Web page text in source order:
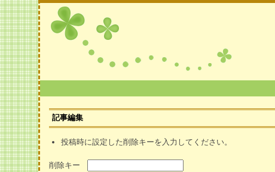
記事編集
投稿時に設定した削除キーを入力してください。
削除キー